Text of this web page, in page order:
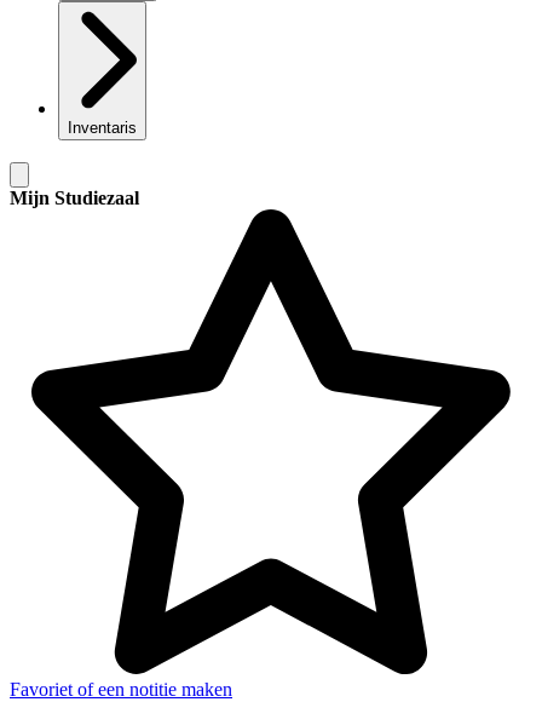
Inventaris
Mijn Studiezaal
Favoriet of een notitie maken